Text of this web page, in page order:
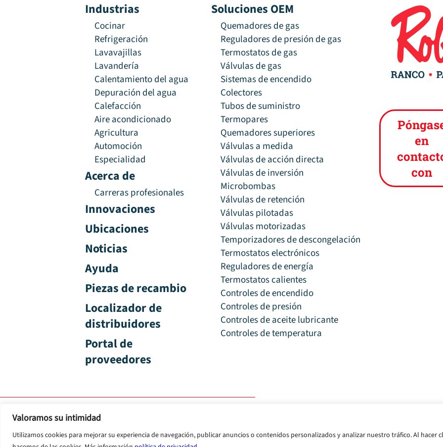
Valoramos su intimidad
Utilizamos cookies para mejorar su experiencia de navegación, publicar anuncios o contenidos personalizados y analizar nuestro tráfico. Al hacer
Industrias
Cocinar
Refrigeración
Lavavajillas
Lavandería
Calentamiento del agua
Depuración del agua
Calefacción
Aire acondicionado
Agricultura
Automoción
Especialidad
Acerca de
Carreras profesionales
Innovaciones
Ubicaciones
Noticias
Ayuda
Piezas de recambio
Localizador de
distribuidores
Portal de
proveedores
Soluciones OEM
Quemadores de gas
Reguladores de presión de gas
Termostatos de gas
Válvulas de gas
Sistemas de encendido
Colectores
Tubos de suministro
Termopares
Quemadores superiores
Válvulas a medida
Válvulas de acción directa
Válvulas de inversión
Microbombas
Válvulas de retención
Válvulas pilotadas
Válvulas motorizadas
Temporizadores de descongelación
Termostatos electrónicos
Reguladores de energía
Termostatos calientes
Controles de encendido
Controles de presión
Controles de aceite lubricante
Controles de temperatura
en
con
Condiciones generales